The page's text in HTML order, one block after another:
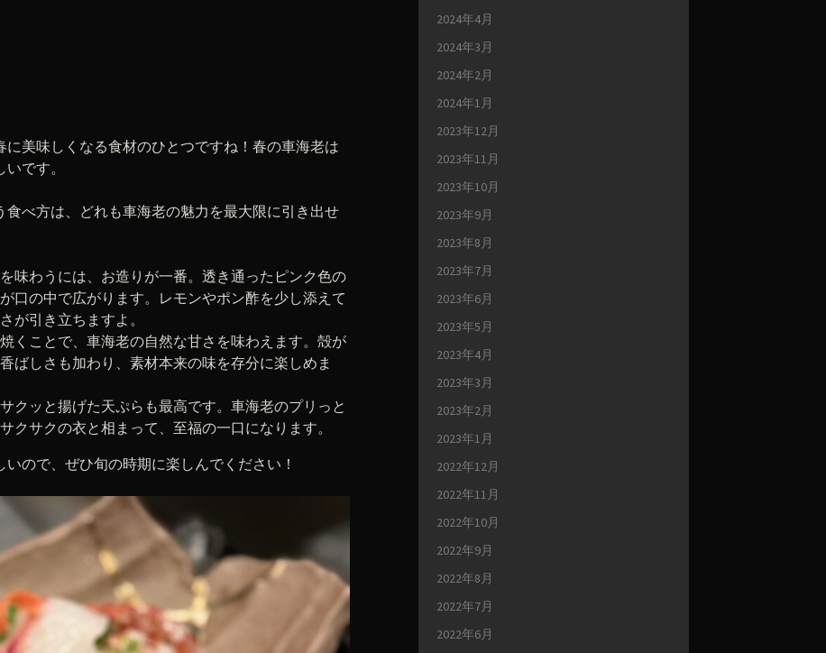
に美味しくなる食材のひとつですね！春の車海老は
です。
食べ方は、どれも車海老の魅力を最大限に引き出せ
味わうには、お造りが一番。透き通ったピンク色の
口の中で広がります。レモンやポン酢を少し添えて
が引き立ちますよ。
くことで、車海老の自然な甘さを味わえます。殻が
ばしさも加わり、素材本来の味を存分に楽しめま
クッと揚げた天ぷらも最高です。車海老のプリっと
クサクの衣と相まって、至福の一口になります。
ので、ぜひ旬の時期に楽しんでください！
2024年4月
2024年3月
2024年2月
2024年1月
2023年12月
2023年11月
2023年10月
2023年9月
2023年8月
2023年7月
2023年6月
2023年5月
2023年4月
2023年3月
2023年2月
2023年1月
2022年12月
2022年11月
2022年10月
2022年9月
2022年8月
2022年7月
2022年6月